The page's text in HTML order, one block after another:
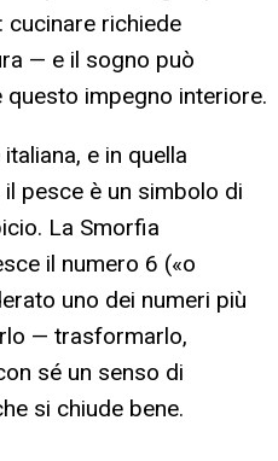
cucinare richiede
— e il sogno può
impegno interiore.
e in quella
pesce è un simbolo di
La Smorfia
il numero 6 («o
uno dei numeri più
— trasformarlo,
sé un senso di
si chiude bene.